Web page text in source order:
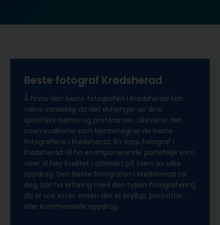
Beste fotograf Krødsherad
Å finne den beste fotografen i Krødsherad kan
være vanskelig da det avhenger av dine
spesifikke behov og preferanser. Likevel er det
noen kvaliteter som kjennetegner de beste
fotografene i Krødsherad. En topp fotograf i
Krødsherad vil ha en imponerende portefølje som
viser til høy kvalitet i arbeidet på tvers av ulike
oppdrag. Den beste fotografen i Krødsherad for
deg, bør ha erfaring med den typen fotografering
du er ute etter, enten det er bryllup, portretter,
eller kommersielle oppdrag.